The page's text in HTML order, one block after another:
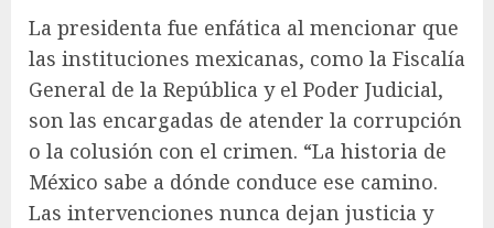
La presidenta fue enfática al mencionar que
las instituciones mexicanas, como la Fiscalía
General de la República y el Poder Judicial,
son las encargadas de atender la corrupción
o la colusión con el crimen. “La historia de
México sabe a dónde conduce ese camino.
Las intervenciones nunca dejan justicia y